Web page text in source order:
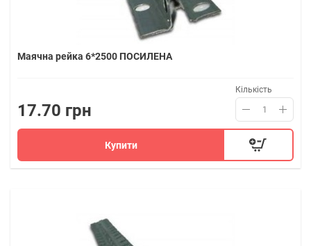
Маячна рейка 6*2500 ПОСИЛЕНА
17.70 грн
Кількість
Купити